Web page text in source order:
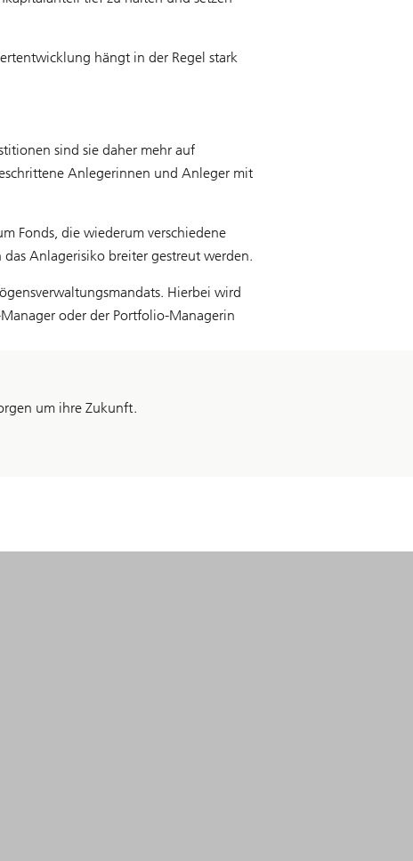
hängt in der Regel stark
sind sie daher mehr auf
Anlegerinnen und Anleger mit
Fonds, die wiederum verschiedene
Anlagerisiko breiter gestreut werden.
Hierbei wird
oder der Portfolio-Managerin
um ihre Zukunft.